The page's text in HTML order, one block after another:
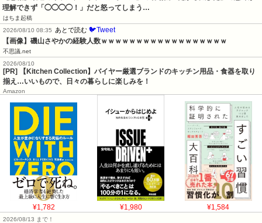
理解できず「◯◯◯◯！」だと怒ってしまう…
はちま起稿
2026/08/10 08:35
あとで読む 🐦Tweet
【画像】磯山さやかの経験人数ｗｗｗｗｗｗｗｗｗｗｗｗｗｗｗｗｗｗ
不思議.net
2026/08/10
[PR] 【Kitchen Collection】バイヤー厳選ブランドのキッチン用品・食器を取り
揃え…いいもので、日々の暮らしに楽しみを！
Amazon
¥1,782 ¥1,980 ¥1,584
2026/08/13 まで！